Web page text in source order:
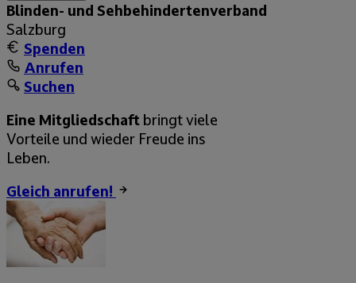
Blinden- und Sehbehinderten­­verband
Salzburg
Spenden
Anrufen
Suchen
Eine Mitgliedschaft bringt viele
Vorteile und wieder Freude ins
Leben.
Gleich anrufen!